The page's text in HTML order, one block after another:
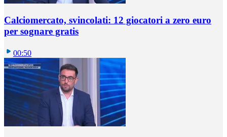
Calciomercato, svincolati: 12 giocatori a zero euro
per sognare gratis
00:50